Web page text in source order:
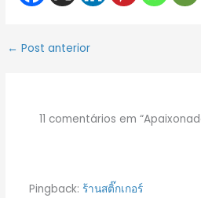
← Post anterior
11 comentários em
Pingback: ร้านสติ๊กเกอร์